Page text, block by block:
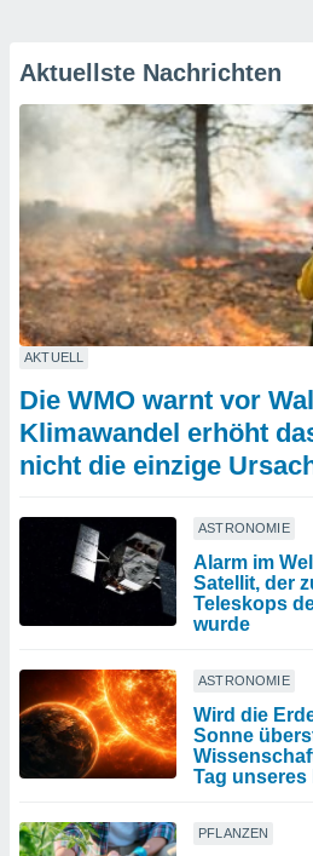
Aktuellste Nachrichten
AKTUELL
Die WMO warnt vor
Klimawandel erhöht
nicht die einzige
ASTRONOMIE
Alarm im
Satellit, der
Teleskops
wurde
ASTRONOMIE
Wird die
Sonne
Tag unseres
PFLANZEN